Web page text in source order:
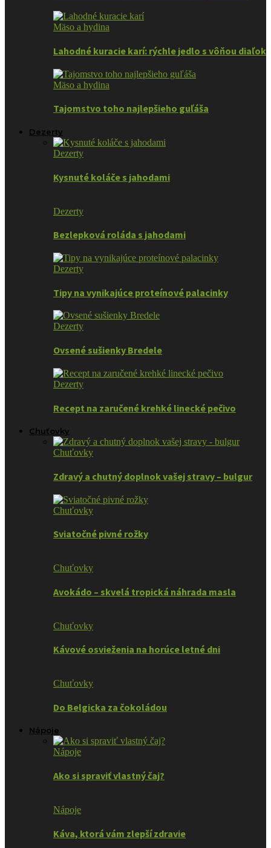
Mäso a hydina
Lahodné kuracie karí: rýchle jedlo s vôňou diaľok
Mäso a hydina
Tajomstvo toho najlepšieho guľáša
Dezerty
Dezerty
Kysnuté koláče s jahodami
Dezerty
Bezlepková roláda s jahodami
Dezerty
Tipy na vynikajúce proteínové palacinky
Dezerty
Ovsené sušienky Bredele
Dezerty
Recept na zaručené krehké linecké pečivo
Chuťovky
Chuťovky
Zdravý a chutný doplnok vašej stravy – bulgur
Chuťovky
Sviatočné pivné rožky
Chuťovky
Avokádo – skvelá tropická náhrada masla
Chuťovky
Kávové osvieženia na horúce letné dni
Chuťovky
Do Belgicka za čokoládou
Nápoje
Nápoje
Ako si spraviť vlastný čaj?
Nápoje
Káva, ktorá vám zlepší zdravie